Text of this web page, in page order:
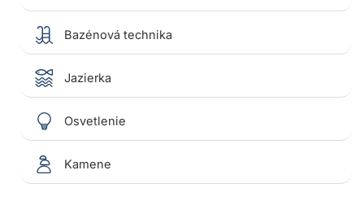
Bazénová technika
Jazierka
Osvetlenie
Kamene